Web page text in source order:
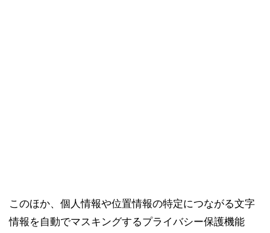
このほか、個人情報や位置情報の特定につながる文字
情報を自動でマスキングするプライバシー保護機能